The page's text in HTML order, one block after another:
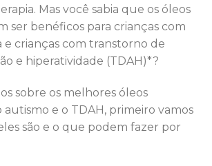
Mas você sabia que os óleos
ser benéficos para crianças com
e crianças com transtorno de
e hiperatividade (TDAH)*?
sobre os melhores óleos
autismo e o TDAH, primeiro vamos
são e o que podem fazer por